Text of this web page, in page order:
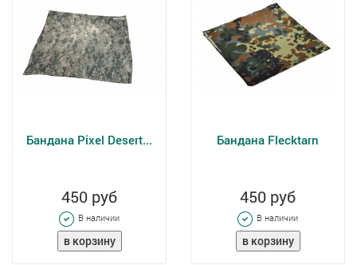
Бандана Pixel Desert...
450 руб
В наличии
Бандана Flecktarn
450 руб
В наличии